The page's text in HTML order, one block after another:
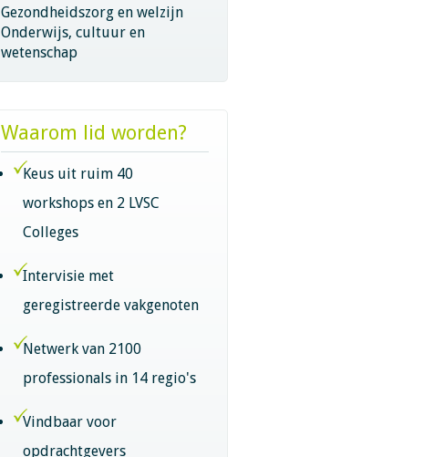
Gezondheidszorg en welzijn
Onderwijs, cultuur en
wetenschap
Waarom lid worden?
Keus uit ruim 40
workshops en 2 LVSC
Colleges
Intervisie met
geregistreerde vakgenoten
Netwerk van 2100
professionals in 14 regio's
Vindbaar voor
opdrachtgevers